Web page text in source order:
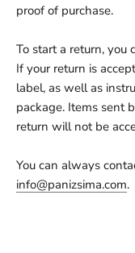
proof of purchase.
To start a return, you
If your return is
label, as well as
package. Items sent
return will not be
You can always
info@panizsima.com.